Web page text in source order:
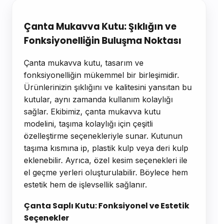
Çanta Mukavva Kutu: Şıklığın ve
Fonksiyonelliğin Buluşma Noktası
Çanta mukavva kutu, tasarım ve
fonksiyonelliğin mükemmel bir birleşimidir.
Ürünlerinizin şıklığını ve kalitesini yansıtan bu
kutular, aynı zamanda kullanım kolaylığı
sağlar. Ekibimiz, çanta mukavva kutu
modelini, taşıma kolaylığı için çeşitli
özelleştirme seçenekleriyle sunar. Kutunun
taşıma kısmına ip, plastik kulp veya deri kulp
eklenebilir. Ayrıca, özel kesim seçenekleri ile
el geçme yerleri oluşturulabilir. Böylece hem
estetik hem de işlevsellik sağlanır.
Çanta Saplı Kutu: Fonksiyonel ve Estetik
Seçenekler